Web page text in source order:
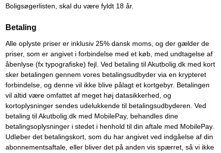
Boligsøgerlisten, skal du være fyldt 18 år.
Betaling
Alle oplyste priser er inklusiv 25% dansk moms, og der gælder de
priser, som er angivet i forbindelse med et køb, med undtagelse af
åbenlyse (fx typografiske) fejl. Ved betaling til Akutbolig.dk med kort
sker betalingen gennem vores betalingsudbyder via en krypteret
forbindelse, og denne vil ikke blive pålagt et kortgebyr. Betalingen
vil altid være omfattet af meget høj datasikkerhed, og
kortoplysninger sendes udelukkende til betalingsudbyderen. Ved
betaling til Akutbolig.dk med MobilePay, behandles dine
betalingsoplysninger i stedet i henhold til din aftale med MobilePay.
Udløber det betalingskort, som du har angivet ved indgåelse af din
abonnementsaftale, eller bliver det på anden vis spærret, så vi ikke